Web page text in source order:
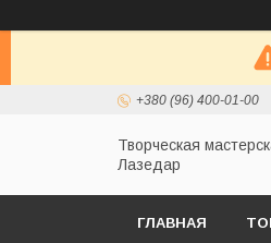
+380 (96) 400-01-00
Творческая
Лазедар
ГЛАВНАЯ